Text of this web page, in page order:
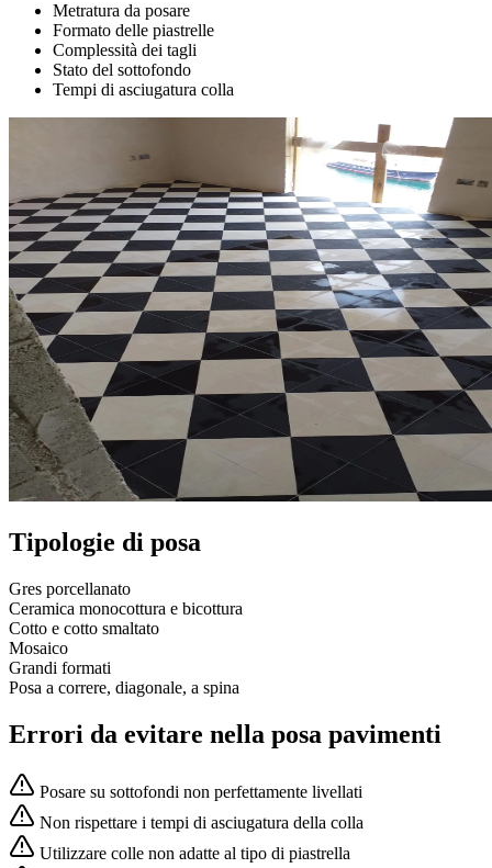
Metratura da posare
Formato delle piastrelle
Complessità dei tagli
Stato del sottofondo
Tempi di asciugatura colla
Tipologie di posa
Gres porcellanato
Ceramica monocottura e bicottura
Cotto e cotto smaltato
Mosaico
Grandi formati
Posa a correre, diagonale, a spina
Errori da evitare nella posa pavimenti
Posare su sottofondi non perfettamente livellati
Non rispettare i tempi di asciugatura della colla
Utilizzare colle non adatte al tipo di piastrella